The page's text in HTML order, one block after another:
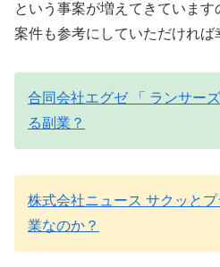
という事案が増えてきていま
案件も参考にしていただければ
合同会社エグゼ 「 ランサー
る副業？
株式会社ニュース サクッと
業なのか？